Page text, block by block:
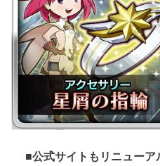
■公式サイトもリニュー